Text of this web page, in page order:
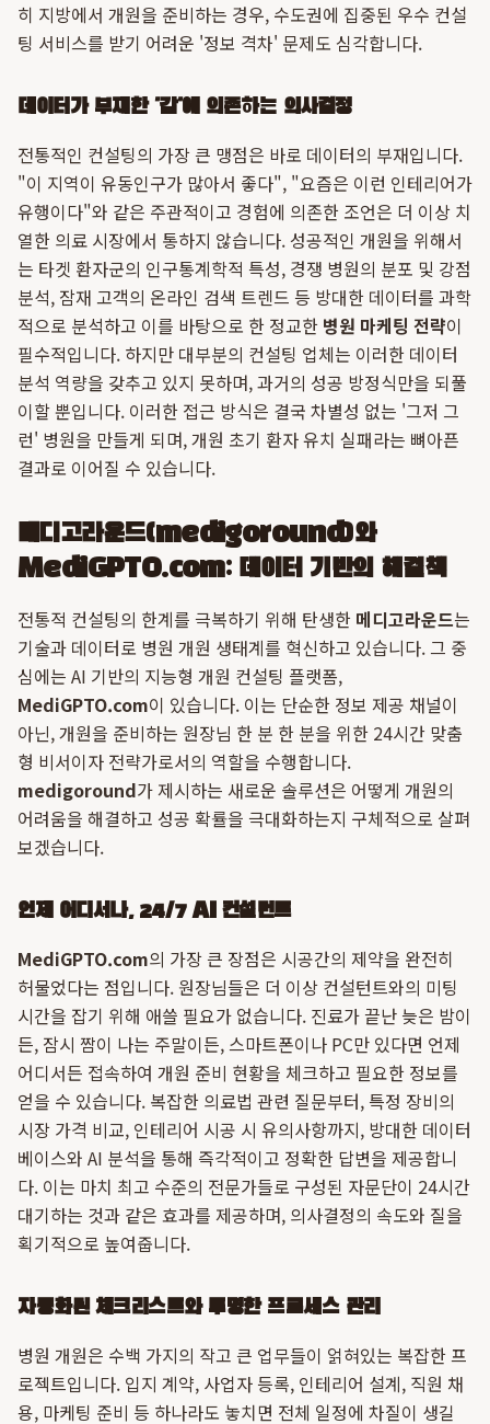
히 지방에서 개원을 준비하는 경우, 수도권에 집중된 우수 컨설
팅 서비스를 받기 어려운 '정보 격차' 문제도 심각합니다.
데이터가 부재한 '감'에 의존하는 의사결정
전통적인 컨설팅의 가장 큰 맹점은 바로 데이터의 부재입니다.
"이 지역이 유동인구가 많아서 좋다", "요즘은 이런 인테리어가
유행이다"와 같은 주관적이고 경험에 의존한 조언은 더 이상 치
열한 의료 시장에서 통하지 않습니다. 성공적인 개원을 위해서
는 타겟 환자군의 인구통계학적 특성, 경쟁 병원의 분포 및 강점
분석, 잠재 고객의 온라인 검색 트렌드 등 방대한 데이터를 과학
적으로 분석하고 이를 바탕으로 한 정교한 병원 마케팅 전략이
필수적입니다. 하지만 대부분의 컨설팅 업체는 이러한 데이터
분석 역량을 갖추고 있지 못하며, 과거의 성공 방정식만을 되풀
이할 뿐입니다. 이러한 접근 방식은 결국 차별성 없는 '그저 그
런' 병원을 만들게 되며, 개원 초기 환자 유치 실패라는 뼈아픈
결과로 이어질 수 있습니다.
메디고라운드(medigoround)와
MediGPTO.com: 데이터 기반의 해결책
전통적 컨설팅의 한계를 극복하기 위해 탄생한 메디고라운드는
기술과 데이터로 병원 개원 생태계를 혁신하고 있습니다. 그 중
심에는 AI 기반의 지능형 개원 컨설팅 플랫폼,
MediGPTO.com이 있습니다. 이는 단순한 정보 제공 채널이
아닌, 개원을 준비하는 원장님 한 분 한 분을 위한 24시간 맞춤
형 비서이자 전략가로서의 역할을 수행합니다.
medigoround가 제시하는 새로운 솔루션은 어떻게 개원의
어려움을 해결하고 성공 확률을 극대화하는지 구체적으로 살펴
보겠습니다.
언제 어디서나, 24/7 AI 컨설턴트
MediGPTO.com의 가장 큰 장점은 시공간의 제약을 완전히
허물었다는 점입니다. 원장님들은 더 이상 컨설턴트와의 미팅
시간을 잡기 위해 애쓸 필요가 없습니다. 진료가 끝난 늦은 밤이
든, 잠시 짬이 나는 주말이든, 스마트폰이나 PC만 있다면 언제
어디서든 접속하여 개원 준비 현황을 체크하고 필요한 정보를
얻을 수 있습니다. 복잡한 의료법 관련 질문부터, 특정 장비의
시장 가격 비교, 인테리어 시공 시 유의사항까지, 방대한 데이터
베이스와 AI 분석을 통해 즉각적이고 정확한 답변을 제공합니
다. 이는 마치 최고 수준의 전문가들로 구성된 자문단이 24시간
대기하는 것과 같은 효과를 제공하며, 의사결정의 속도와 질을
획기적으로 높여줍니다.
자동화된 체크리스트와 투명한 프로세스 관리
병원 개원은 수백 가지의 작고 큰 업무들이 얽혀있는 복잡한 프
로젝트입니다. 입지 계약, 사업자 등록, 인테리어 설계, 직원 채
용, 마케팅 준비 등 하나라도 놓치면 전체 일정에 차질이 생길